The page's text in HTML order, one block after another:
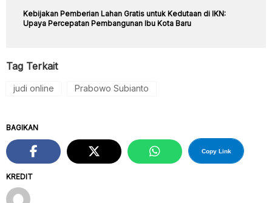
Kebijakan Pemberian Lahan Gratis untuk Kedutaan di IKN:
Upaya Percepatan Pembangunan Ibu Kota Baru
Tag Terkait
judi online Prabowo Subianto
KREDIT
BAGIKAN
Copy Link